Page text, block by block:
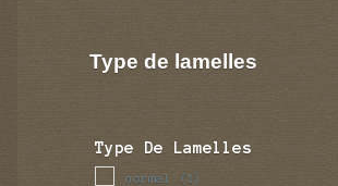
Type de lamelles
Type De Lamelles
normal (1)